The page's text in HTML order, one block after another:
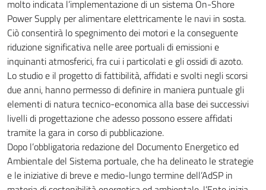
molto indicata l’implementazione di un sistema On-Shore
Power Supply per alimentare elettricamente le navi in sosta.
Ciò consentirà lo spegnimento dei motori e la conseguente
riduzione significativa nelle aree portuali di emissioni e
inquinanti atmosferici, fra cui i particolati e gli ossidi di azoto.
Lo studio e il progetto di fattibilità, affidati e svolti negli scorsi
due anni, hanno permesso di definire in maniera puntuale gli
elementi di natura tecnico-economica alla base dei successivi
livelli di progettazione che adesso possono essere affidati
tramite la gara in corso di pubblicazione.
Dopo l’obbligatoria redazione del Documento Energetico ed
Ambientale del Sistema portuale, che ha delineato le strategie
e le iniziative di breve e medio-lungo termine dell’AdSP in